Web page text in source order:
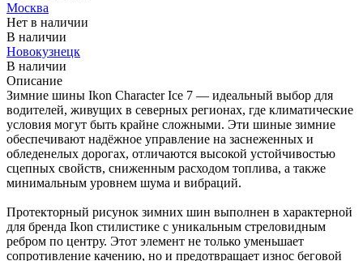
Москва
Нет в наличии
В наличии
Новокузнецк
В наличии
Описание
Зимние шины Ikon Character Ice 7 — идеальный выбор для
водителей, живущих в северных регионах, где климатические
условия могут быть крайне сложными. Эти шиные зимние
обеспечивают надёжное управление на заснеженных и
обледенелых дорогах, отличаются высокой устойчивостью
сцепных свойств, сниженным расходом топлива, а также
минимальным уровнем шума и вибраций.
Протекторный рисунок зимних шин выполнен в характерной
для бренда Ikon стилистике с уникальным стреловидным
ребром по центру. Этот элемент не только уменьшает
сопротивление качению, но и предотвращает износ беговой